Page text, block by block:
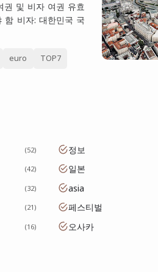
권 및 비자 여권 유효
함 비자: 대한민국 국
euro TOP7
52 정보
42 일본
32 asia
21 페스티벌
16 오사카